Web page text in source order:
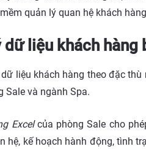
quản lý quan hệ khách
liệu khách hàng
liệu khách hàng theo đặc
Sale và ngành Spa.
Excelcủa phòng Sale cho
hệ, kế hoạch hành động, tình